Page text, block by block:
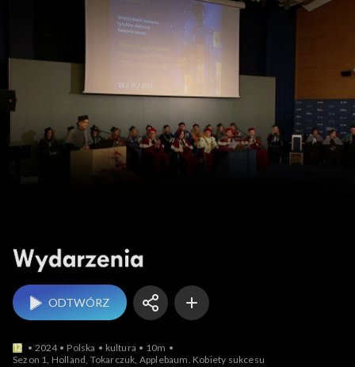
Wydarzenia
ODTWÓRZ
2024 Polska kultura
10m
Sezon 1, Holland, Tokarczuk, Applebaum. Kobiety sukcesu